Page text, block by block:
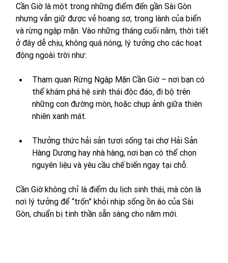
Cần Giờ là một trong những điểm đến gần Sài Gòn
nhưng vẫn giữ được vẻ hoang sơ, trong lành của biển
và rừng ngập mặn. Vào những tháng cuối năm, thời tiết
ở đây dễ chịu, không quá nóng, lý tưởng cho các hoạt
động ngoài trời như:
Tham quan Rừng Ngập Mặn Cần Giờ – nơi bạn có
thể khám phá hệ sinh thái độc đáo, đi bộ trên
những con đường mòn, hoặc chụp ảnh giữa thiên
nhiên xanh mát.
Thưởng thức hải sản tươi sống tại chợ Hải Sản
Hàng Dương hay nhà hàng, nơi bạn có thể chọn
nguyên liệu và yêu cầu chế biến ngay tại chỗ.
Cần Giờ không chỉ là điểm du lịch sinh thái, mà còn là
nơi lý tưởng để “trốn” khỏi nhịp sống ồn ào của Sài
Gòn, chuẩn bị tinh thần sẵn sàng cho năm mới.